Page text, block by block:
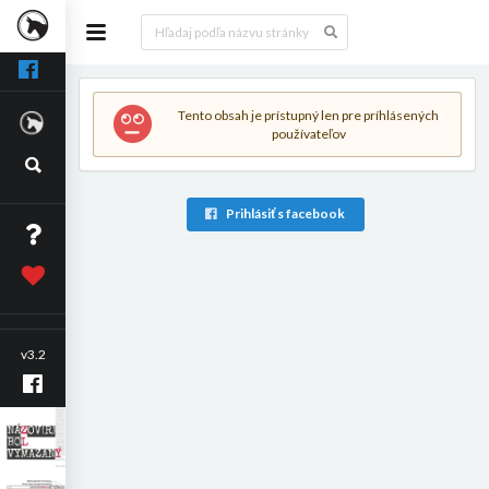
v3.2
Tento obsah je prístupný len pre príhlásených
používateľov
Prihlásiť s facebook